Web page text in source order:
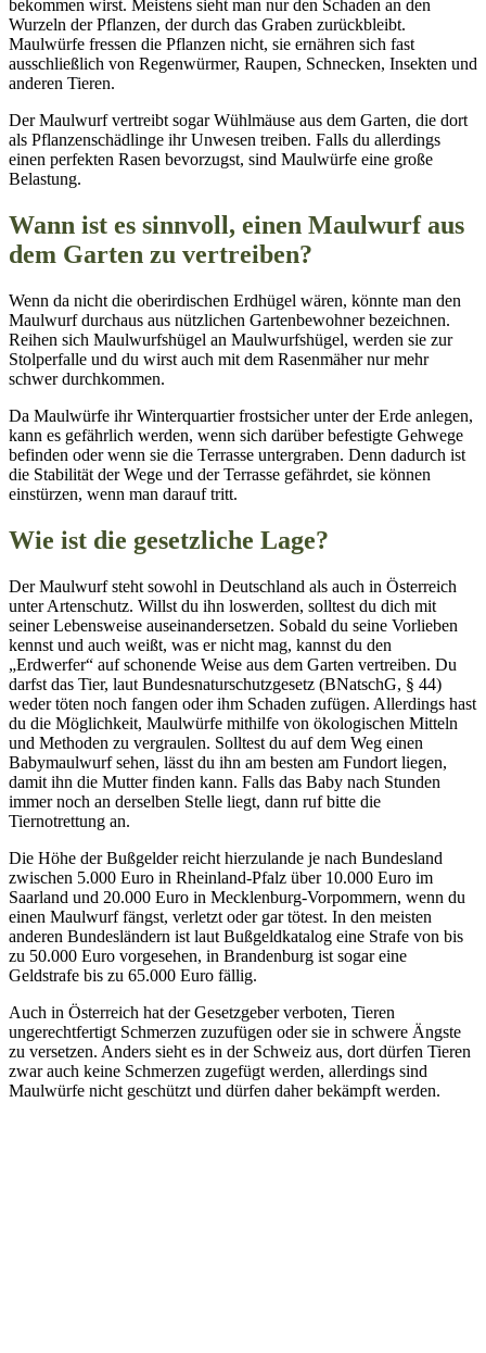
bekommen wirst. Meistens sieht man nur den Schaden an den
Wurzeln der Pflanzen, der durch das Graben zurückbleibt.
Maulwürfe fressen die Pflanzen nicht, sie ernähren sich fast
ausschließlich von Regenwürmer, Raupen, Schnecken, Insekten und
anderen Tieren.
Der Maulwurf vertreibt sogar Wühlmäuse aus dem Garten, die dort
als Pflanzenschädlinge ihr Unwesen treiben. Falls du allerdings
einen perfekten Rasen bevorzugst, sind Maulwürfe eine große
Belastung.
Wann ist es sinnvoll, einen Maulwurf aus
dem Garten zu vertreiben?
Wenn da nicht die oberirdischen Erdhügel wären, könnte man den
Maulwurf durchaus aus nützlichen Gartenbewohner bezeichnen.
Reihen sich Maulwurfshügel an Maulwurfshügel, werden sie zur
Stolperfalle und du wirst auch mit dem Rasenmäher nur mehr
schwer durchkommen.
Da Maulwürfe ihr Winterquartier frostsicher unter der Erde anlegen,
kann es gefährlich werden, wenn sich darüber befestigte Gehwege
befinden oder wenn sie die Terrasse untergraben. Denn dadurch ist
die Stabilität der Wege und der Terrasse gefährdet, sie können
einstürzen, wenn man darauf tritt.
Wie ist die gesetzliche Lage?
Der Maulwurf steht sowohl in Deutschland als auch in Österreich
unter Artenschutz. Willst du ihn loswerden, solltest du dich mit
seiner Lebensweise auseinandersetzen. Sobald du seine Vorlieben
kennst und auch weißt, was er nicht mag, kannst du den
„Erdwerfer“ auf schonende Weise aus dem Garten vertreiben. Du
darfst das Tier, laut Bundesnaturschutzgesetz (BNatschG, § 44)
weder töten noch fangen oder ihm Schaden zufügen. Allerdings hast
du die Möglichkeit, Maulwürfe mithilfe von ökologischen Mitteln
und Methoden zu vergraulen. Solltest du auf dem Weg einen
Babymaulwurf sehen, lässt du ihn am besten am Fundort liegen,
damit ihn die Mutter finden kann. Falls das Baby nach Stunden
immer noch an derselben Stelle liegt, dann ruf bitte die
Tiernotrettung an.
Die Höhe der Bußgelder reicht hierzulande je nach Bundesland
zwischen 5.000 Euro in Rheinland-Pfalz über 10.000 Euro im
Saarland und 20.000 Euro in Mecklenburg-Vorpommern, wenn du
einen Maulwurf fängst, verletzt oder gar tötest. In den meisten
anderen Bundesländern ist laut Bußgeldkatalog eine Strafe von bis
zu 50.000 Euro vorgesehen, in Brandenburg ist sogar eine
Geldstrafe bis zu 65.000 Euro fällig.
Auch in Österreich hat der Gesetzgeber verboten, Tieren
ungerechtfertigt Schmerzen zuzufügen oder sie in schwere Ängste
zu versetzen. Anders sieht es in der Schweiz aus, dort dürfen Tieren
zwar auch keine Schmerzen zugefügt werden, allerdings sind
Maulwürfe nicht geschützt und dürfen daher bekämpft werden.